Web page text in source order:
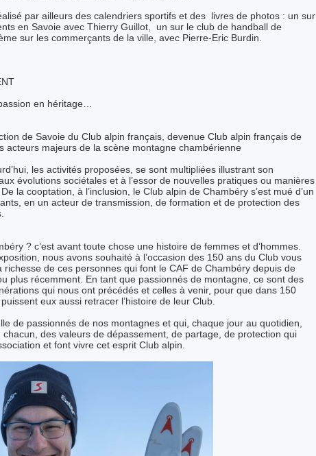
par ailleurs des calendriers sportifs et des livres de photos : un sur
en Savoie avec Thierry Guillot, un sur le club de handball de
sur les commerçants de la ville, avec Pierre-Eric Burdin.
en héritage…
de Savoie du Club alpin français, devenue Club alpin français de
acteurs majeurs de la scène montagne chambérienne
les activités proposées, se sont multipliées illustrant son
évolutions sociétales et à l’essor de nouvelles pratiques ou manières
la cooptation, à l’inclusion, le Club alpin de Chambéry s’est mué d’un
en un acteur de transmission, de formation et de protection des
? c’est avant toute chose une histoire de femmes et d’hommes.
nous avons souhaité à l’occasion des 150 ans du Club vous
richesse de ces personnes qui font le CAF de Chambéry depuis de
plus récemment. En tant que passionnés de montagne, ce sont des
qui nous ont précédés et celles à venir, pour que dans 150
eux aussi retracer l’histoire de leur Club.
de passionnés de nos montagnes et qui, chaque jour au quotidien,
des valeurs de dépassement, de partage, de protection qui
et font vivre cet esprit Club alpin.